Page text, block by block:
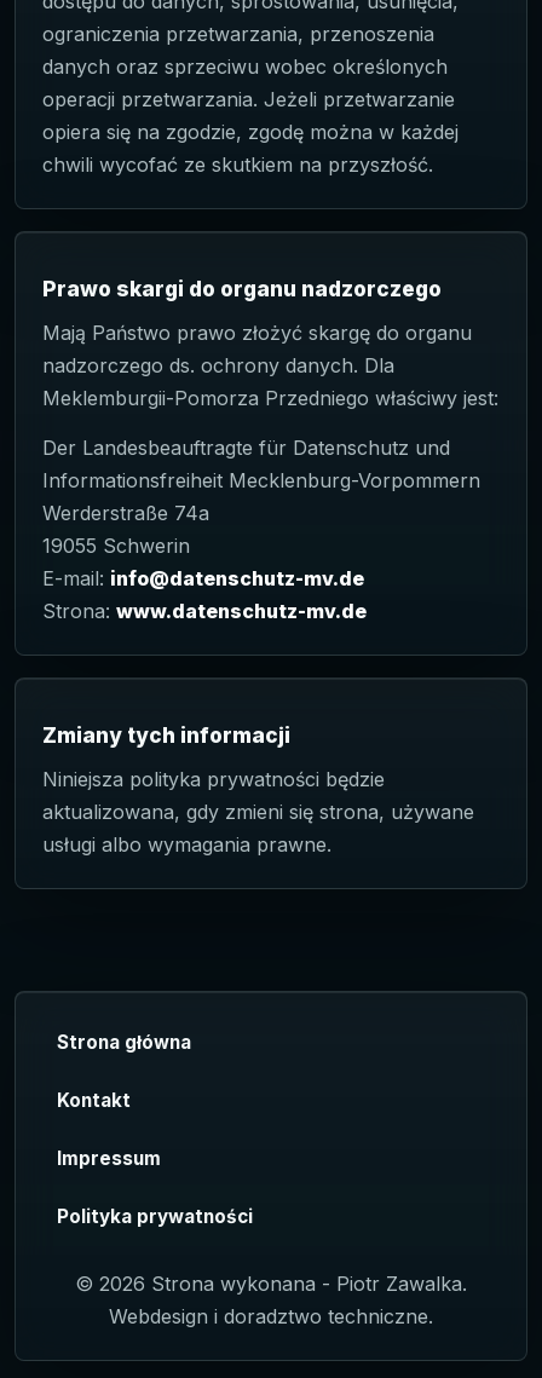
ograniczenia przetwarzania, przenoszenia
danych oraz sprzeciwu wobec określonych
operacji przetwarzania. Jeżeli przetwarzanie
opiera się na zgodzie, zgodę można w każdej
chwili wycofać ze skutkiem na przyszłość.
Prawo skargi do organu nadzorczego
Mają Państwo prawo złożyć skargę do organu
nadzorczego ds. ochrony danych. Dla
Meklemburgii-Pomorza Przedniego właściwy jest:
Der Landesbeauftragte für Datenschutz und
Informationsfreiheit Mecklenburg-Vorpommern
Werderstraße 74a
19055 Schwerin
E-mail: info@datenschutz-mv.de
Strona: www.datenschutz-mv.de
Zmiany tych informacji
Niniejsza polityka prywatności będzie
aktualizowana, gdy zmieni się strona, używane
usługi albo wymagania prawne.
Strona główna
Kontakt
Impressum
Polityka prywatności
© 2026 Strona wykonana - Piotr Zawalka.
Webdesign i doradztwo techniczne.